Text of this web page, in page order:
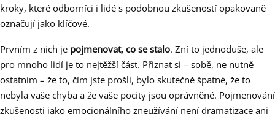
kroky, které odborníci i lidé s podobnou zkušeností opakovaně
označují jako klíčové.
Prvním z nich je pojmenovat, co se stalo. Zní to jednoduše, ale
pro mnoho lidí je to nejtěžší část. Přiznat si – sobě, ne nutně
ostatním – že to, čím jste prošli, bylo skutečně špatné, že to
nebyla vaše chyba a že vaše pocity jsou oprávněné. Pojmenování
zkušenosti jako emocionálního zneužívání není dramatizace ani